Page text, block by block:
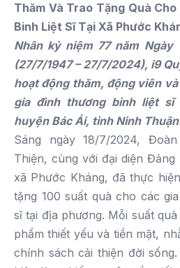
Thăm Và Trao Tặng Quà
Binh Liệt Sĩ Tại Xã Phước
Nhân kỷ niệm 77 năm Ngày
(27/7/1947 – 27/7/2024), i9
hoạt động thăm, động viên
gia đình thương binh liệt sĩ
huyện Bác Ái, tỉnh Ninh
Sáng ngày 18/7/2024,
Thiện, cùng với đại diện
xã Phước Kháng, đã thực
tặng 100 suất quà cho các
sĩ tại địa phương. Mỗi suất
phẩm thiết yếu và tiền mặt,
chính sách cải thiện đời